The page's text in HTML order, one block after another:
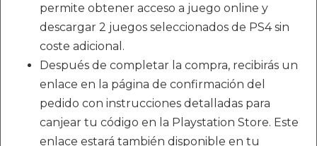
permite obtener acceso a juego online y
descargar 2 juegos seleccionados de PS4 sin
coste adicional.
Después de completar la compra, recibirás un
enlace en la página de confirmación del
pedido con instrucciones detalladas para
canjear tu código en la Playstation Store. Este
enlace estará también disponible en tu